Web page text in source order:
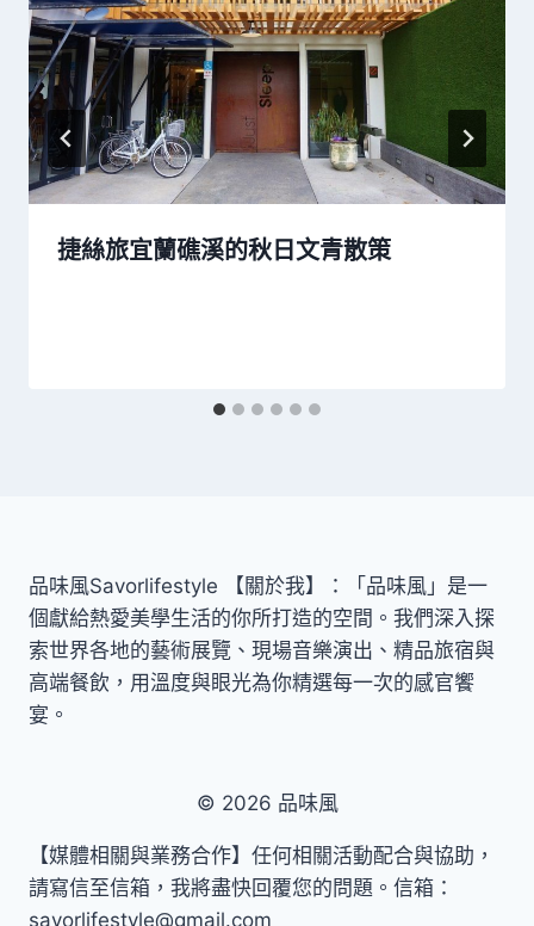
捷絲旅宜蘭礁溪的秋日文青散策
品味風Savorlifestyle 【關於我】：「品味風」是一
個獻給熱愛美學生活的你所打造的空間。我們深入探
索世界各地的藝術展覽、現場音樂演出、精品旅宿與
高端餐飲，用溫度與眼光為你精選每一次的感官饗
宴。
© 2026 品味風
【媒體相關與業務合作】任何相關活動配合與協助，
請寫信至信箱，我將盡快回覆您的問題。信箱：
savorlifestyle@gmail.com